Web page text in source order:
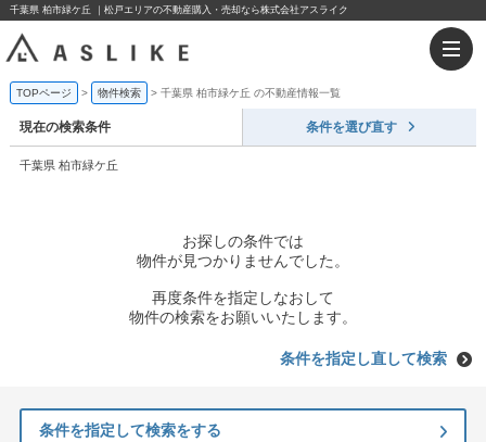
千葉県 柏市緑ケ丘 ｜松戸エリアの不動産購入・売却なら株式会社アスライク
TOPページ 物件検索 千葉県 柏市緑ケ丘 の不動産情報一覧
現在の検索条件 条件を選び直す
千葉県 柏市緑ケ丘
お探しの条件では
物件が見つかりませんでした。
再度条件を指定しなおして
物件の検索をお願いいたします。
条件を指定し直して検索
条件を指定して検索をする